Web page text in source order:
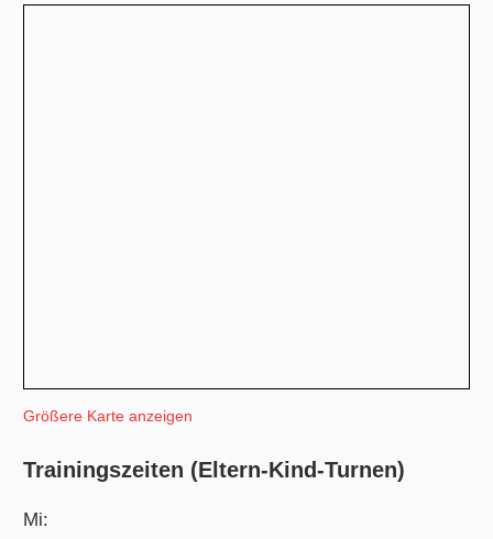
Größere Karte anzeigen
Trainingszeiten (Eltern-Kind-Turnen)
Mi: